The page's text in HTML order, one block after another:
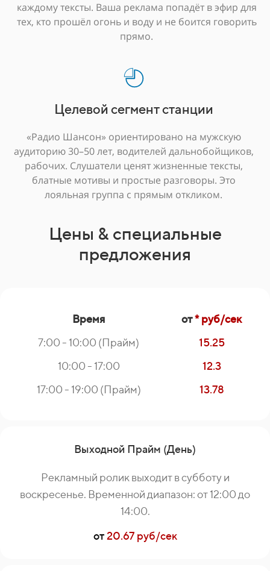
каждому тексты. Ваша реклама попадёт в эфир для
тех, кто прошёл огонь и воду и не боится говорить
прямо.
Целевой сегмент станции
«Радио Шансон» ориентировано на мужскую
аудиторию 30–50 лет, водителей дальнобойщиков,
рабочих. Слушатели ценят жизненные тексты,
блатные мотивы и простые разговоры. Это
лояльная группа с прямым откликом.
Цены & специальные
предложения
Время от* руб/сек
7:00 - 10:00 (Прайм)
15.25
10:00 - 17:00
12.3
17:00 - 19:00 (Прайм)
13.78
Выходной Прайм (День)
Рекламный ролик выходит в субботу и
воскресенье. Временной диапазон: от 12:00 до
14:00.
от20.67 руб/сек